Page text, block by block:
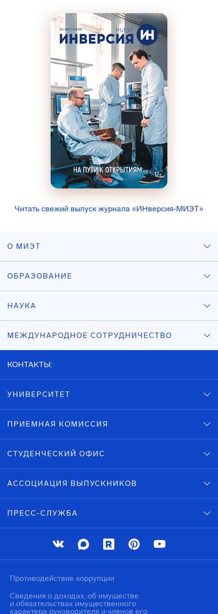
Читать свежий выпуск журнала «ИНверсия-МИЭТ»
О МИЭТ
ОБРАЗОВАНИЕ
НАУКА
МЕЖДУНАРОДНОЕ СОТРУДНИЧЕСТВО
КОНТАКТЫ:
УНИВЕРСИТЕТ
ПРИЕМНАЯ КОМИССИЯ
СТУДЕНЧЕСКИЙ ОФИС
АССОЦИАЦИЯ ВЫПУСКНИКОВ
ПРЕСС-СЛУЖБА
Противодействие коррупции
Сведения о доходах, об имуществе
и обязательствах имущественного
характера руководителя и членов его